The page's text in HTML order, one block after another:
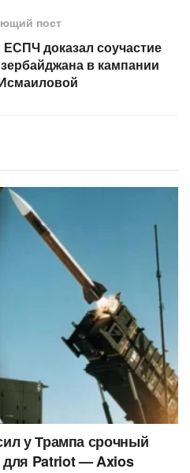
пост
доказал соучастие
в кампании
у Трампа срочный
для Patriot — Axios